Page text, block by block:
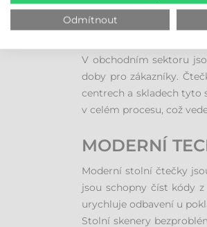
Stolní (prezentace)
prostředím. Výrazně
provedení je lze v
V obchodním sektoru
doby pro zákazníky.
centrech a skladech tyto
v celém procesu, což
MODERNÍ
Moderní stolní čtečky
jsou schopny číst kódy
urychluje odbavení u
Stolní skenery
Odmítnout